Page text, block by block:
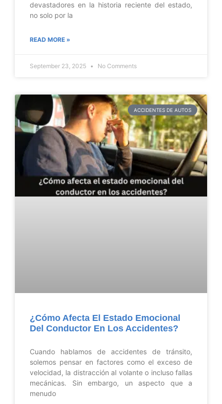
devastadores en la historia reciente del estado,
no solo por la
READ MORE »
September 23, 2025 No Comments
ACCIDENTES DE AUTOS
¿Cómo Afecta El Estado Emocional
Del Conductor En Los Accidentes?
Cuando hablamos de accidentes de tránsito,
solemos pensar en factores como el exceso de
velocidad, la distracción al volante o incluso fallas
mecánicas. Sin embargo, un aspecto que a
menudo